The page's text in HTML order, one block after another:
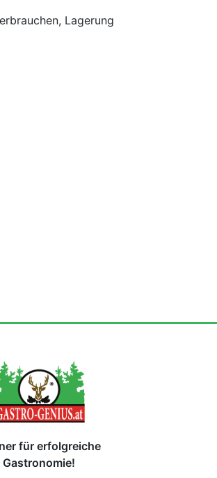
Lagerung
für erfolgreiche
Gastronomie!